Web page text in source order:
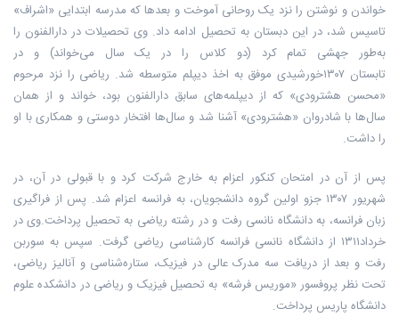
خواندن و نوشتن را نزد یک روحانی آموخت و بعدها که مدرسه ابتدایی «اشراف»
تاسیس شد، در این دبستان به تحصیل ادامه داد. وی تحصیلات در دارالفنون را
به‌طور جهشی تمام کرد (دو کلاس را در یک سال می‌خواند) و در
تابستان ۱۳۰۷خورشیدی موفق به اخذ دیپلم متوسطه شد. ریاضی را نزد مرحوم
«محسن هشترودی» که از دیپلمه‌های سابق دارالفنون بود، خواند و از همان
سال‌ها با شادروان «هشترودی» آشنا شد و سال‌ها افتخار دوستی و همکاری با او
را داشت.
پس از آن در امتحان کنکور اعزام به خارج شرکت کرد و با قبولی در آن، در
شهریور ۱۳۰۷ جزو اولین گروه دانشجویان، به فرانسه اعزام شد. پس از فراگیری
زبان فرانسه، به دانشگاه نانسی رفت و در رشته ریاضی به تحصیل پرداخت.وی در
خرداد۱۳۱۱ از دانشگاه نانسی فرانسه کارشناسی ریاضی گرفت. سپس به سوربن
رفت و بعد از دریافت سه مدرک عالی در فیزیک، ستاره‌شناسی و آنالیز ریاضی،
تحت نظر پروفسور «موریس فرشه» به تحصیل فیزیک و ریاضی در دانشکده علوم
دانشگاه پاریس پرداخت.